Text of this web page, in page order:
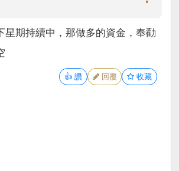
期持續中，那做多的資金，奉勸
👍 讚 回覆 收藏